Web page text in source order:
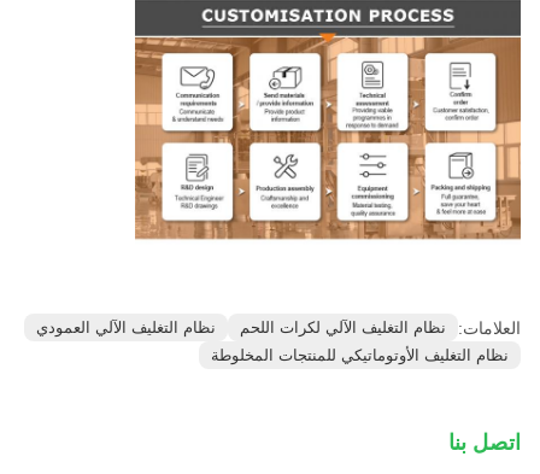
العلامات: نظام التغليف الآلي لكرات اللحم
نظام التغليف الآلي العمودي
نظام التغليف الأوتوماتيكي للمنتجات المخلوطة
اتصل بنا